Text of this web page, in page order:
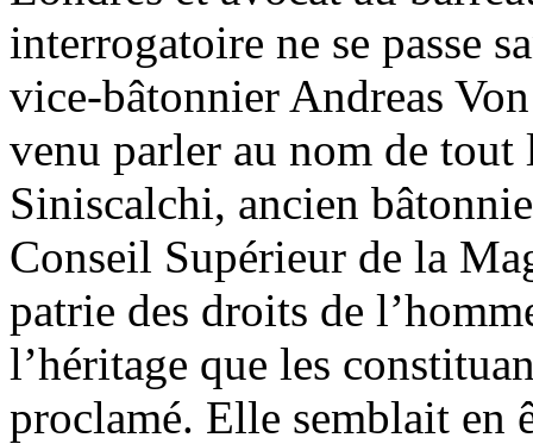
interrogatoire ne se passe
vice-bâtonnier Andreas
venu parler au nom de
Siniscalchi, ancien
Conseil Supérieur de la
patrie des droits de
l’héritage que les
proclamé. Elle semblait en